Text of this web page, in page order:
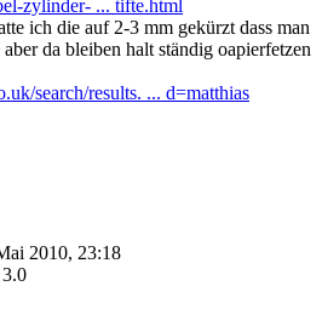
zylinder- ... tifte.html
ich die auf 2-3 mm gekürzt dass man
da bleiben halt ständig oapierfetzen
search/results. ... d=matthias
2010, 23:18